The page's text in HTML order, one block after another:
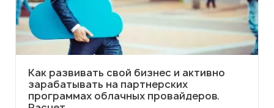
Как развивать свой бизнес и активно
зарабатывать на партнерских
программах облачных провайдеров.